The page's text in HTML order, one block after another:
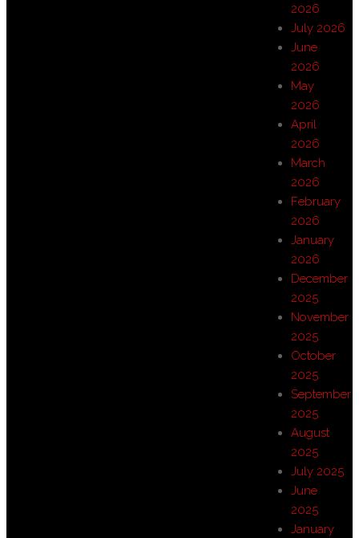
2026
July 2026
June
2026
May
2026
April
2026
March
2026
February
2026
January
2026
December
2025
November
2025
October
2025
September
2025
August
2025
July 2025
June
2025
January